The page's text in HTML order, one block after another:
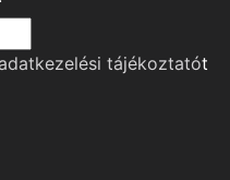
adatkezelési tájékoztatót